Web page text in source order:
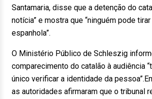
Santamaria, disse que a detenção do
notícia” e mostra que “ninguém pode
espanhola”.
O Ministério Público de Schleszig
comparecimento do catalão à audiência
único verificar a identidade da
as autoridades afirmaram que o tribunal